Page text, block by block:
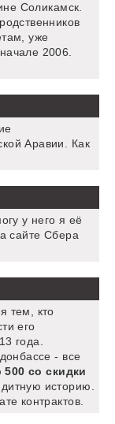
Соликамск.
уже
2006.
Аравии. Как
у него я её
сайте Сбера
тем, кто
его
года.
- все
500 со скидки
историю.
контрактов.